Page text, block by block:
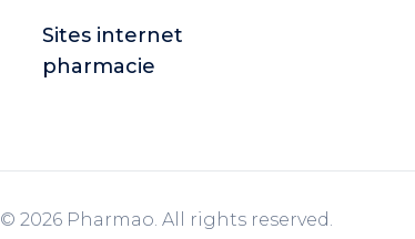
Sites internet
pharmacie
© 2026 Pharmao. All rights reserved.